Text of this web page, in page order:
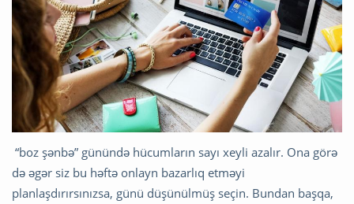
“boz şənbə” günündə hücumların sayı xeyli azalır. Ona görə
də əgər siz bu həftə onlayn bazarlıq etməyi
planlaşdırırsınızsa, günü düşünülmüş seçin. Bundan başqa,